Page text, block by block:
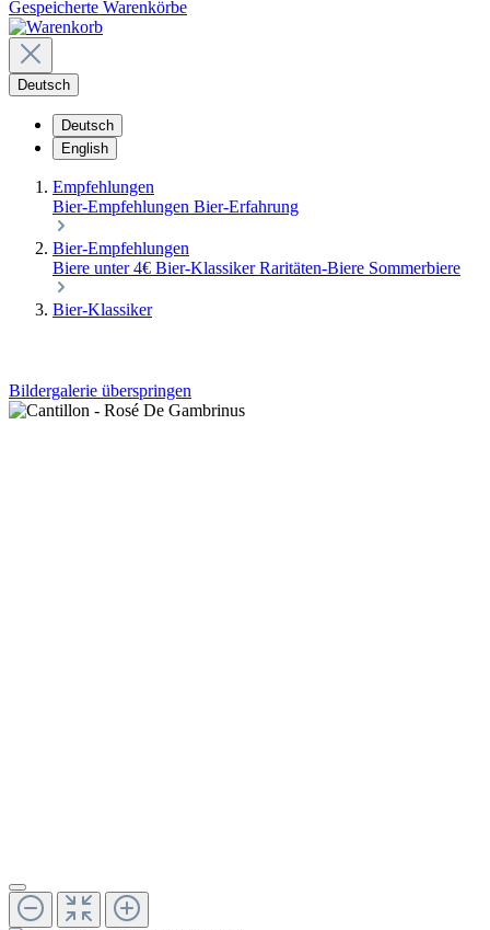
Gespeicherte Warenkörbe
Deutsch
Deutsch
English
Empfehlungen
Bier-Empfehlungen Bier-Erfahrung
Bier-Empfehlungen
Biere unter 4€ Bier-KlassikerRaritäten-Biere Sommerbiere
Bier-Klassiker
Bildergalerie überspringen